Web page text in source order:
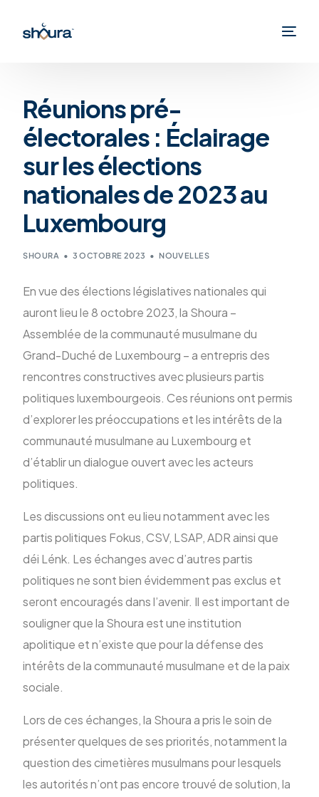
Réunions pré-
électorales : Éclairage
sur les élections
nationales de 2023 au
Luxembourg
SHOURA 3 OCTOBRE 2023 NOUVELLES
En vue des élections législatives nationales qui
auront lieu le 8 octobre 2023, la Shoura –
Assemblée de la communauté musulmane du
Grand-Duché de Luxembourg – a entrepris des
rencontres constructives avec plusieurs partis
politiques luxembourgeois. Ces réunions ont permis
d’explorer les préoccupations et les intérêts de la
communauté musulmane au Luxembourg et
d’établir un dialogue ouvert avec les acteurs
politiques.
Les discussions ont eu lieu notamment avec les
partis politiques Fokus, CSV, LSAP, ADR ainsi que
déi Lénk. Les échanges avec d’autres partis
politiques ne sont bien évidemment pas exclus et
seront encouragés dans l’avenir. Il est important de
souligner que la Shoura est une institution
apolitique et n’existe que pour la défense des
intérêts de la communauté musulmane et de la paix
sociale.
Lors de ces échanges, la Shoura a pris le soin de
présenter quelques de ses priorités, notamment la
question des cimetières musulmans pour lesquels
les autorités n’ont pas encore trouvé de solution, la